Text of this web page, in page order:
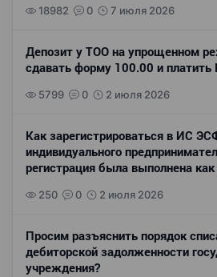
18982 0 7 июля 2026
Депозит у ТОО на упрощенном
сдавать форму 100.00 и
5799 0 2 июля 2026
Как зарегистрироваться в ИС
индивидуального
регистрация была выполнена
250 0 2 июля 2026
Просим разъяснить порядок
дебиторской задолженности
учреждения?